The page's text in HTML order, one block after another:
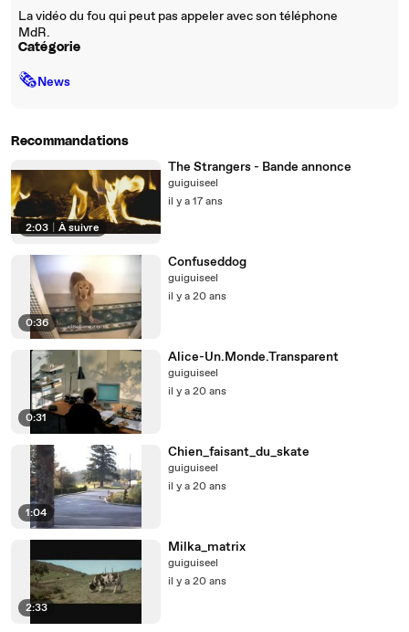
La vidéo du fou qui peut pas appeler avec son téléphone
MdR.
Catégorie
🗞News
Recommandations
2:03 À suivre
The Strangers - Bande annonce
guiguiseel
il y a 17 ans
0:36
Confuseddog
guiguiseel
il y a 20 ans
0:31
Alice-Un.Monde.Transparent
guiguiseel
il y a 20 ans
1:04
Chien_faisant_du_skate
guiguiseel
il y a 20 ans
2:33
Milka_matrix
guiguiseel
il y a 20 ans